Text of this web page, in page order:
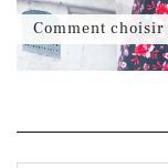
Comment